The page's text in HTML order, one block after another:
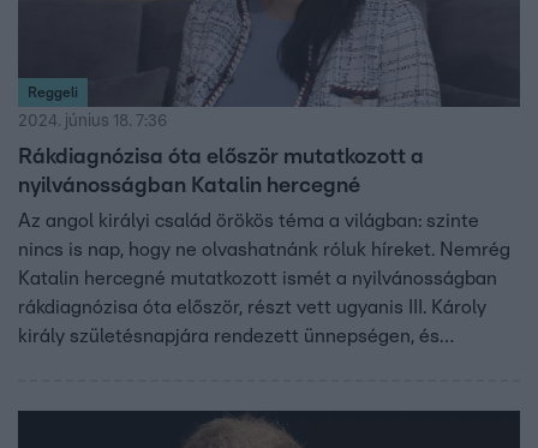
Reggeli
2024. június 18. 7:36
Rákdiagnózisa óta először mutatkozott a
nyilvánosságban Katalin hercegné
Az angol királyi család örökös téma a világban: szinte
nincs is nap, hogy ne olvashatnánk róluk híreket. Nemrég
Katalin hercegné mutatkozott ismét a nyilvánosságban
rákdiagnózisa óta először, részt vett ugyanis III. Károly
király születésnapjára rendezett ünnepségen, és
igazi. Hogy milyen Katalin hercegné állapota, hogyan bírja